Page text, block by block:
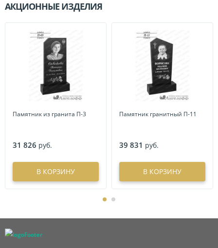
АКЦИОННЫЕ ИЗДЕЛИЯ
Памятник из гранита П-3
31 826 руб.
В КОРЗИНУ
Памятник гранитный П-11
39 831 руб.
В КОРЗИНУ